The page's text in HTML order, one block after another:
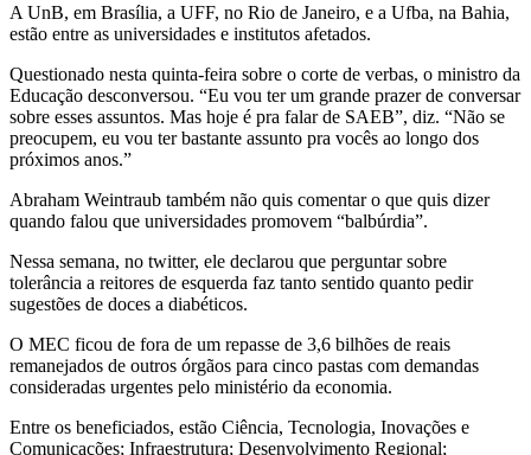
A UnB, em Brasília, a UFF, no Rio de Janeiro, e a Ufba, na Bahia,
estão entre as universidades e institutos afetados.
Questionado nesta quinta-feira sobre o corte de verbas, o ministro da
Educação desconversou. “Eu vou ter um grande prazer de conversar
sobre esses assuntos. Mas hoje é pra falar de SAEB”, diz. “Não se
preocupem, eu vou ter bastante assunto pra vocês ao longo dos
próximos anos.”
Abraham Weintraub também não quis comentar o que quis dizer
quando falou que universidades promovem “balbúrdia”.
Nessa semana, no twitter, ele declarou que perguntar sobre
tolerância a reitores de esquerda faz tanto sentido quanto pedir
sugestões de doces a diabéticos.
O MEC ficou de fora de um repasse de 3,6 bilhões de reais
remanejados de outros órgãos para cinco pastas com demandas
consideradas urgentes pelo ministério da economia.
Entre os beneficiados, estão Ciência, Tecnologia, Inovações e
Comunicações; Infraestrutura; Desenvolvimento Regional;